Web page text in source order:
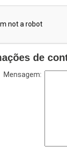
de
Mensagem: